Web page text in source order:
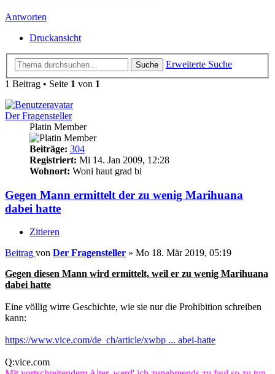
Antworten
Druckansicht
Suche
Erweiterte Suche
1 Beitrag • Seite 1 von 1
Der Fragensteller
Platin Member
Beiträge: 304
Registriert: Mi 14. Jan 2009, 12:28
Wohnort: Woni haut grad bi
Gegen Mann ermittelt der zu wenig Marihuana
dabei hatte
Zitieren
Beitrag von Der Fragensteller » Mo 18. Mär 2019, 05:19
Gegen diesen Mann wird ermittelt, weil er zu wenig Marihuana
dabei hatte
Eine völlig wirre Geschichte, wie sie nur die Prohibition schreiben
kann:
https://www.vice.com/de_ch/article/xwbp ... abei-hatte
Q:vice.com